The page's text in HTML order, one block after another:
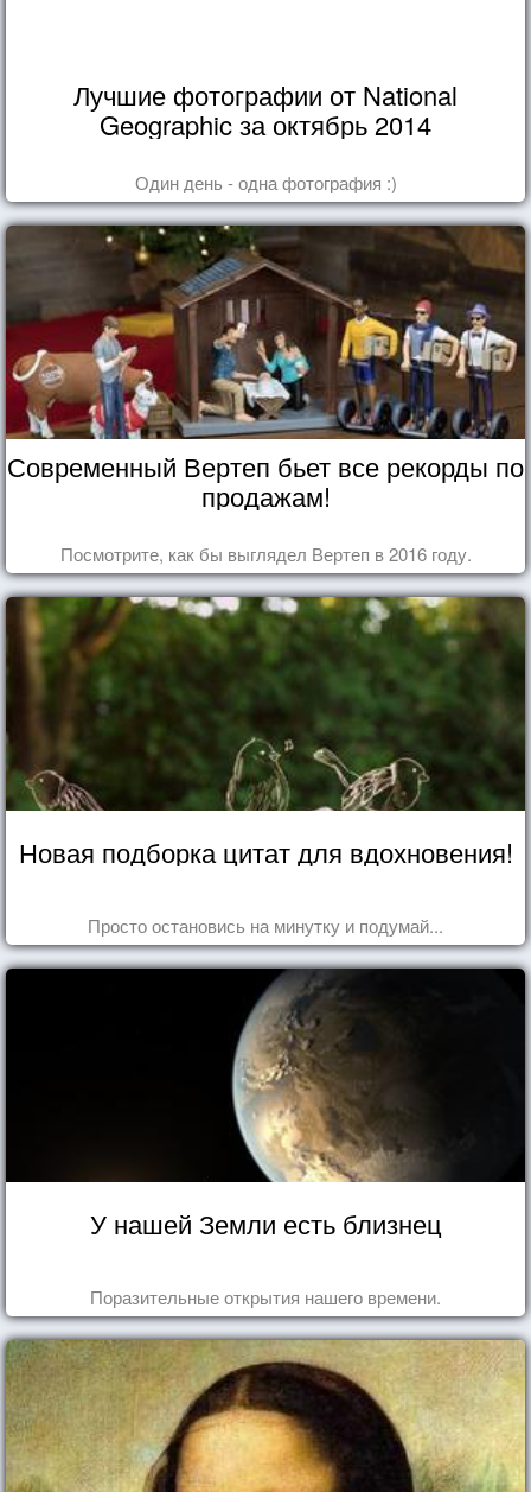
Лучшие фотографии от National
Geographic за октябрь 2014
Один день - одна фотография :)
Современный Вертеп бьет все рекорды по
продажам!
Посмотрите, как бы выглядел Вертеп в 2016 году.
Новая подборка цитат для вдохновения!
Просто остановись на минутку и подумай...
У нашей Земли есть близнец
Поразительные открытия нашего времени.